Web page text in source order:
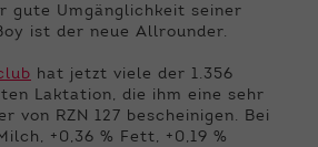
gute Umgänglichkeit seiner
ist der neue Allrounder.
hat jetzt viele der 1.356
Laktation, die ihm eine sehr
von RZN 127 bescheinigen. Bei
+0,36 % Fett, +0,19 %